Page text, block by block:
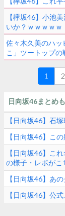
【欅坂46】小池
いか？ｗｗｗｗｗ
佐々木久美のハッ
こ」ツートップの
1 2
日向坂46まとめ
【日向坂46】石
【日向坂46】こ
【日向坂46】こ
の様子・レポがこ
【日向坂46】あ
【日向坂46】公